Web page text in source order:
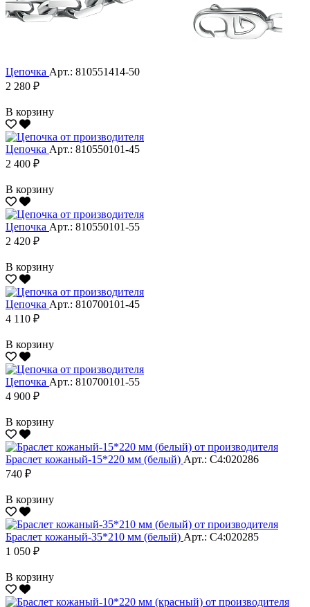
Цепочка Арт.: 810551414-50
2 280 ₽
В корзину
Цепочка Арт.: 810550101-45
2 400 ₽
В корзину
Цепочка Арт.: 810550101-55
2 420 ₽
В корзину
Цепочка Арт.: 810700101-45
4 110 ₽
В корзину
Цепочка Арт.: 810700101-55
4 900 ₽
В корзину
Браслет кожаный-15*220 мм (белый) Арт.: С4:020286
740 ₽
В корзину
Браслет кожаный-35*210 мм (белый) Арт.: С4:020285
1 050 ₽
В корзину